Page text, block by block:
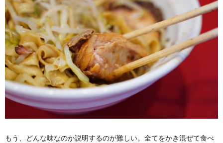
もう、どんな味なのか説明するのが難しい。全てをかき混ぜて食べ